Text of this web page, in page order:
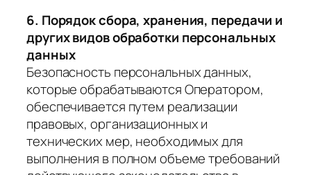
6. Порядок сбора, хранения, передачи и
других видов обработки персональных
данных
Безопасность персональных данных,
которые обрабатываются Оператором,
обеспечивается путем реализации
правовых, организационных и
технических мер, необходимых для
выполнения в полном объеме требований